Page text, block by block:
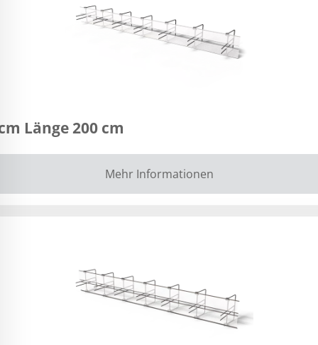
Länge 200 cm
Mehr Informationen